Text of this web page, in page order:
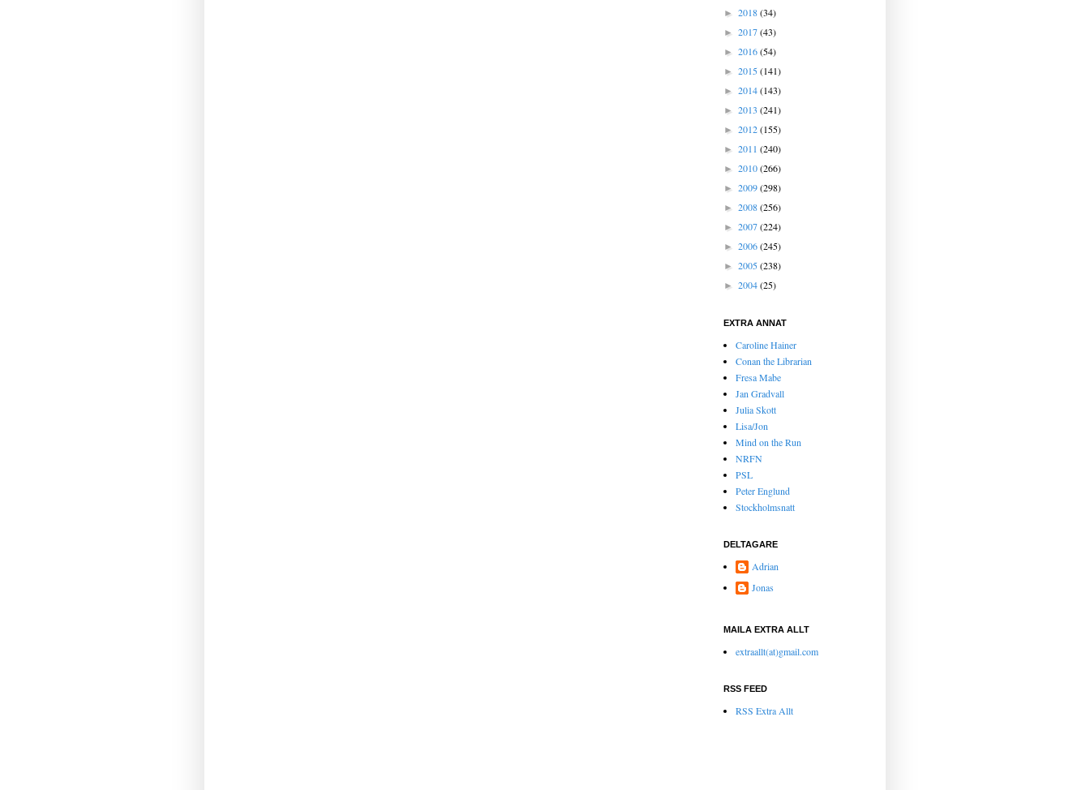
► 2018(34)
► 2017(43)
► 2016(54)
► 2015(141)
► 2014(143)
► 2013 (241)
► 2012(155)
► 2011 (240)
► 2010(266)
► 2009(298)
► 2008(256)
► 2007(224)
► 2006(245)
► 2005(238)
► 2004(25)
EXTRA ANNAT
Caroline Hainer
Conan the Librarian
Fresa Mabe
Jan Gradvall
Julia Skott
Lisa/Jon
Mind on the Run
NRFN
PSL
Peter Englund
Stockholmsnatt
DELTAGARE
Adrian
Jonas
MAILA EXTRA ALLT
extraallt(at)gmail.com
RSS FEED
RSS Extra Allt